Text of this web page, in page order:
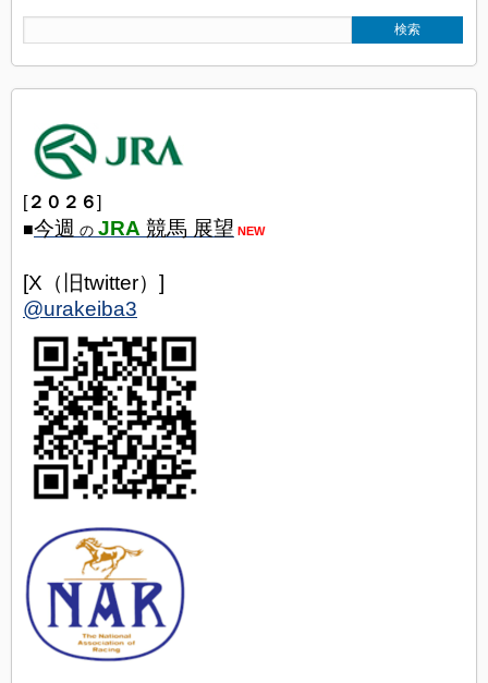
[２０２６]
■今週 の JRA 競馬 展望 NEW
[X（旧twitter）]
@urakeiba3